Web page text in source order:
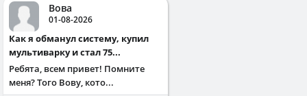
Вова
01-08-2026
Как я обманул систему, купил
мультиварку и стал 75...
Ребята, всем привет! Помните
меня? Того Вову, кото...